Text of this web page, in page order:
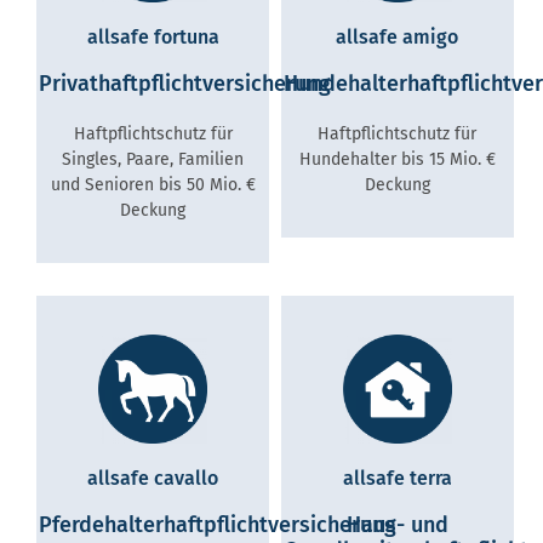
allsafe fortuna
Privathaftpflichtversicherung
Haftpflichtschutz für
Singles, Paare, Familien
und Senioren bis 50 Mio. €
Deckung
allsafe amigo
Haftpflichtschutz für
Hundehalter bis 15 Mio. €
Deckung
allsafe cavallo
Pferdehalterhaftpflichtversicherung
allsafe terra
Haus- und